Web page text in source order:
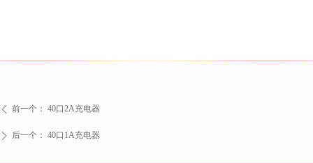
ꄴ 前一个： 40口2A充电器
ꄲ 后一个： 40口1A充电器